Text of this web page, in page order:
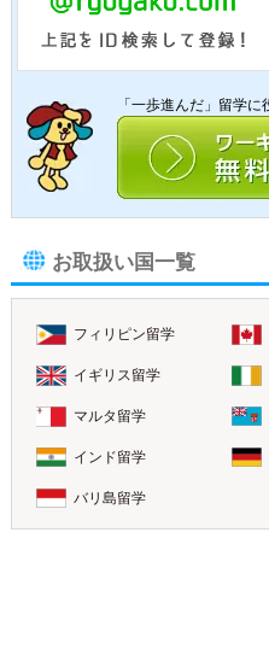
「一歩進んだ」留学
お取扱い国一覧
フィリピン留学
イギリス留学
マルタ留学
インド留学
バリ島留学